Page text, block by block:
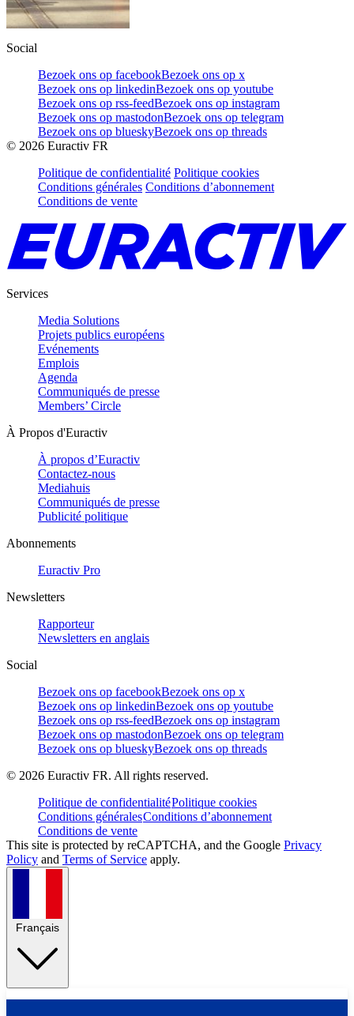
Social
Bezoek ons op facebookBezoek ons op x
Bezoek ons op linkedinBezoek ons op youtube
Bezoek ons op rss-feedBezoek ons op instagram
Bezoek ons op mastodonBezoek ons op telegram
Bezoek ons op blueskyBezoek ons op threads
© 2026 Euractiv FR
Politique de confidentialité Politique cookies
Conditions générales Conditions d’abonnement
Conditions de vente
Services
Media Solutions
Projets publics européens
Evénements
Emplois
Agenda
Communiqués de presse
Members’ Circle
À Propos d'Euractiv
À propos d’Euractiv
Contactez-nous
Mediahuis
Communiqués de presse
Publicité politique
Abonnements
Euractiv Pro
Newsletters
Rapporteur
Newsletters en anglais
Social
Bezoek ons op facebookBezoek ons op x
Bezoek ons op linkedinBezoek ons op youtube
Bezoek ons op rss-feedBezoek ons op instagram
Bezoek ons op mastodonBezoek ons op telegram
Bezoek ons op blueskyBezoek ons op threads
© 2026 Euractiv FR. All rights reserved.
Politique de confidentialitéPolitique cookies
Conditions généralesConditions d’abonnement
Conditions de vente
This site is protected by reCAPTCHA, and the Google Privacy
Policy and Terms of Service apply.
Français